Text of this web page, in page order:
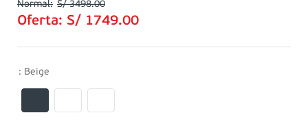
S/ 3498.00
Oferta: S/ 1749.00
: Beige